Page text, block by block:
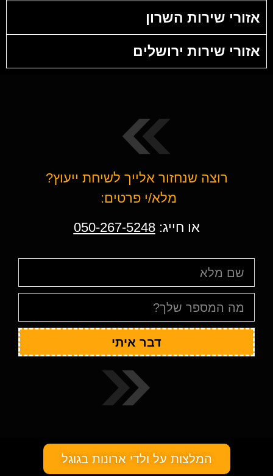
אזורי שירות השרון
אזורי שירות ירושלים
רוצה שנחזור אלייך לשיחת ייעוץ?
מלא/י פרטים:
או חייג:050-267-5248
דבר איתי
המלצות על ולדי ארונות בגוגל